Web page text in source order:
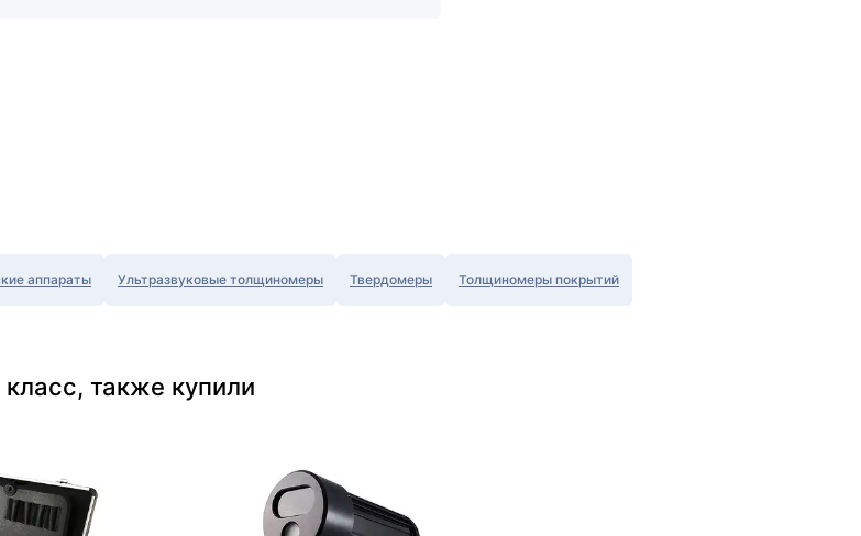
аппараты Ультразвуковые толщиномеры Твердомеры Толщиномеры покрытий
также купили